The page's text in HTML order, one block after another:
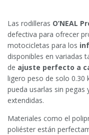
Las rodilleras O’NEAL
defectiva para ofrecer
motocicletas para los
disponibles en variadas
de ajuste perfecto a
ligero peso de solo 0.30
pueda usarlas sin
extendidas.
Materiales como el
poliéster están